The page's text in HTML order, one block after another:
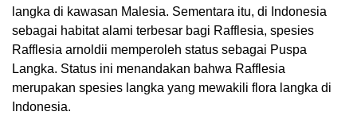
langka di kawasan Malesia. Sementara itu, di Indonesia
sebagai habitat alami terbesar bagi Rafflesia, spesies
Rafflesia arnoldii memperoleh status sebagai Puspa
Langka. Status ini menandakan bahwa Rafflesia
merupakan spesies langka yang mewakili flora langka di
Indonesia.